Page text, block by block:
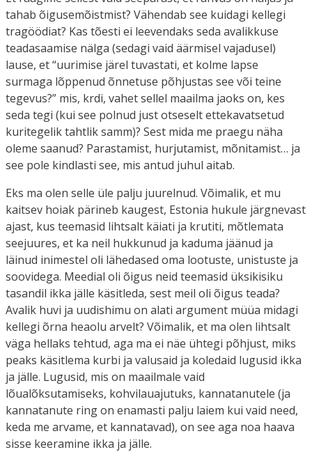
tahab õigusemõistmist? Vähendab see kuidagi kellegi
tragöödiat? Kas tõesti ei leevendaks seda avalikkuse
teadasaamise nälga (sedagi vaid äärmisel vajadusel)
lause, et “uurimise järel tuvastati, et kolme lapse
surmaga lõppenud õnnetuse põhjustas see või teine
tegevus?” mis, krdi, vahet sellel maailma jaoks on, kes
seda tegi (kui see polnud just otseselt ettekavatsetud
kuritegelik tahtlik samm)? Sest mida me praegu näha
oleme saanud? Parastamist, hurjutamist, mõnitamist… ja
see pole kindlasti see, mis antud juhul aitab.
Eks ma olen selle üle palju juurelnud. Võimalik, et mu
kaitsev hoiak pärineb kaugest, Estonia hukule järgnevast
ajast, kus teemasid lihtsalt käiati ja krutiti, mõtlemata
seejuures, et ka neil hukkunud ja kaduma jäänud ja
läinud inimestel oli lähedased oma lootuste, unistuste ja
soovidega. Meedial oli õigus neid teemasid üksikisiku
tasandil ikka jälle käsitleda, sest meil oli õigus teada?
Avalik huvi ja uudishimu on alati argument müüa midagi
kellegi õrna heaolu arvelt? Võimalik, et ma olen lihtsalt
väga hellaks tehtud, aga ma ei näe ühtegi põhjust, miks
peaks käsitlema kurbi ja valusaid ja koledaid lugusid ikka
ja jälle. Lugusid, mis on maailmale vaid
lõualõksutamiseks, kohvilauajutuks, kannatanutele (ja
kannatanute ring on enamasti palju laiem kui vaid need,
keda me arvame, et kannatavad), on see aga noa haava
sisse keeramine ikka ja jälle.